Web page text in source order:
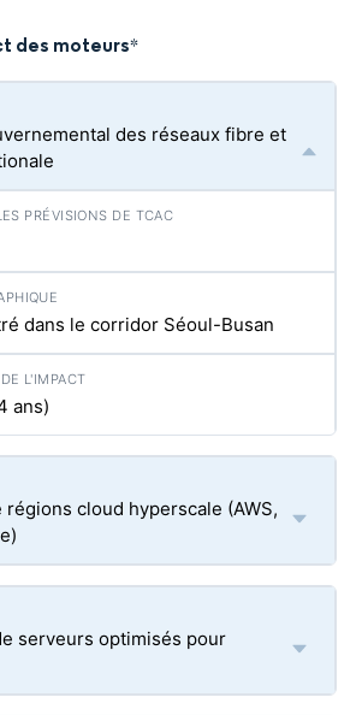
des moteurs*
des réseaux fibre et
dans le corridor Séoul-Busan
ans)
cloud hyperscale (AWS,
serveurs optimisés pour